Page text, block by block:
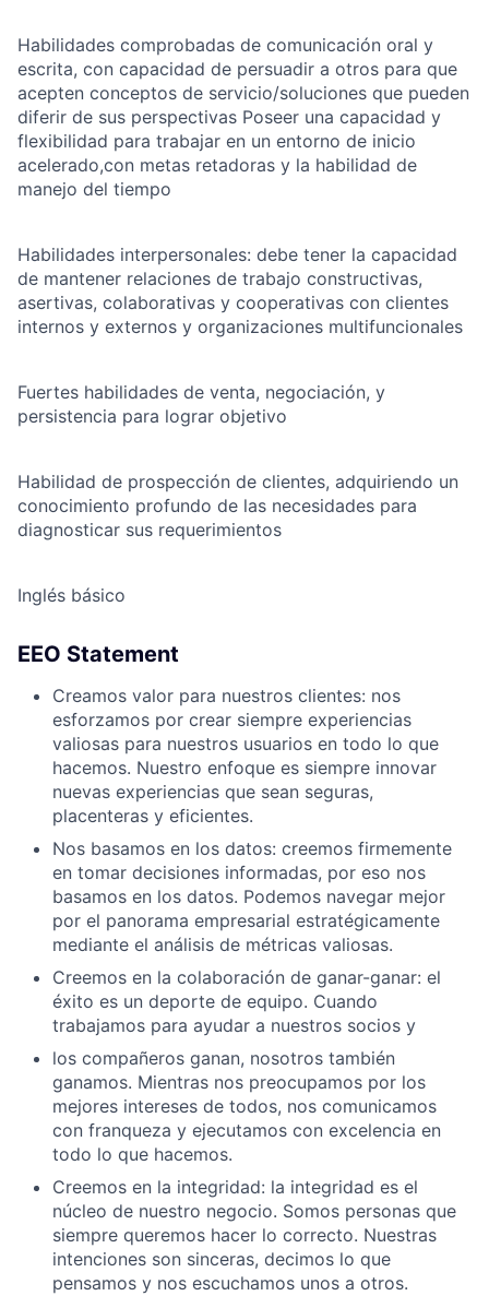
Habilidades comprobadas de comunicación oral y
escrita, con capacidad de persuadir a otros para que
acepten conceptos de servicio/soluciones que pueden
diferir de sus perspectivas Poseer una capacidad y
flexibilidad para trabajar en un entorno de inicio
acelerado,con metas retadoras y la habilidad de
manejo del tiempo
Habilidades interpersonales: debe tener la capacidad
de mantener relaciones de trabajo constructivas,
asertivas, colaborativas y cooperativas con clientes
internos y externos y organizaciones multifuncionales
Fuertes habilidades de venta, negociación, y
persistencia para lograr objetivo
Habilidad de prospección de clientes, adquiriendo un
conocimiento profundo de las necesidades para
diagnosticar sus requerimientos
Inglés básico
EEO Statement
Creamos valor para nuestros clientes: nos
esforzamos por crear siempre experiencias
valiosas para nuestros usuarios en todo lo que
hacemos. Nuestro enfoque es siempre innovar
nuevas experiencias que sean seguras,
placenteras y eficientes.
Nos basamos en los datos: creemos firmemente
en tomar decisiones informadas, por eso nos
basamos en los datos. Podemos navegar mejor
por el panorama empresarial estratégicamente
mediante el análisis de métricas valiosas.
Creemos en la colaboración de ganar-ganar: el
éxito es un deporte de equipo. Cuando
trabajamos para ayudar a nuestros socios y
los compañeros ganan, nosotros también
ganamos. Mientras nos preocupamos por los
mejores intereses de todos, nos comunicamos
con franqueza y ejecutamos con excelencia en
todo lo que hacemos.
Creemos en la integridad: la integridad es el
núcleo de nuestro negocio. Somos personas que
siempre queremos hacer lo correcto. Nuestras
intenciones son sinceras, decimos lo que
pensamos y nos escuchamos unos a otros.